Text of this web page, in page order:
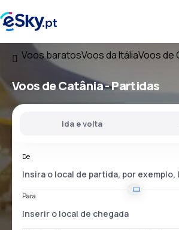
Voos baratosVoos da ItáliaVoos de
Voosde Catânia- Partidas
Ida e volta
De
Para